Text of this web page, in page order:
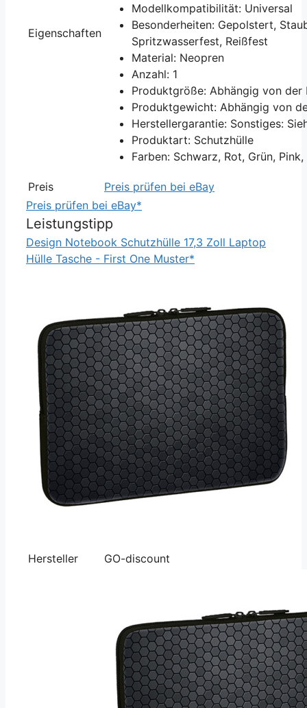
Eigenschaften
Modellkompatibilität: Universal
Besonderheiten: Gepolstert,
Spritzwasserfest, Reißfest
Material: Neopren
Anzahl: 1
Produktgröße: Abhängig von der
Produktgewicht: Abhängig von
Herstellergarantie: Sonstiges:
Produktart: Schutzhülle
Farben: Schwarz, Rot, Grün, Pink,
Preis
Preis prüfen bei eBay
Preis prüfen bei eBay*
Leistungstipp
Design Notebook Schutzhülle 17,3 Zoll Laptop
Hülle Tasche - First One Muster*
Hersteller GO-discount